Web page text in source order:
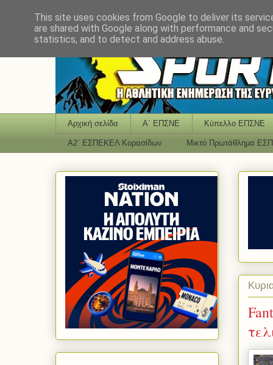
Αρχική σελίδα Α΄ ΕΠΣΝΕ Κύπελλο ΕΠΣΝΕ
Α2΄ ΕΣΠΕΚΕΛ Κορασίδων Μικτό Πρωτάθλημα
This site uses cookies from Google to deliver its
are shared with Google along with performance and
statistics, and to detect and address abuse.